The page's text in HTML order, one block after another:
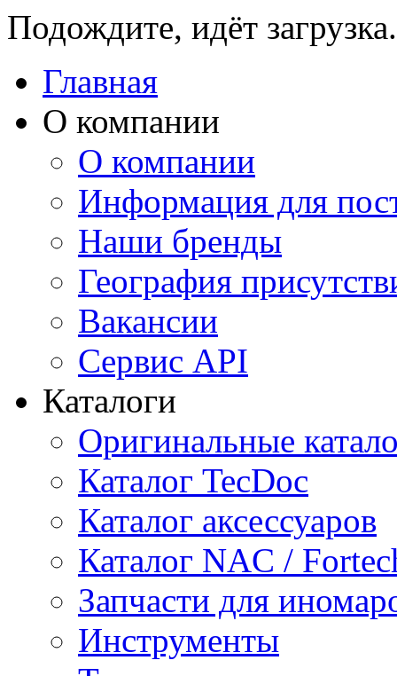
Подождите, идёт
Главная
О компании
О компании
Информация для
Наши бренды
География
Вакансии
Сервис API
Каталоги
Оригинальные
Каталог TecDoc
Каталог аксессуаров
Каталог NAC /
Запчасти для
Инструменты